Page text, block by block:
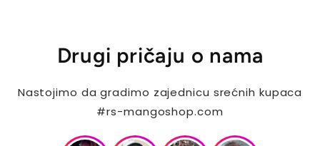
Drugi pričaju o nama
Nastojimo da gradimo zajednicu srećnih kupaca
#rs-mangoshop.com